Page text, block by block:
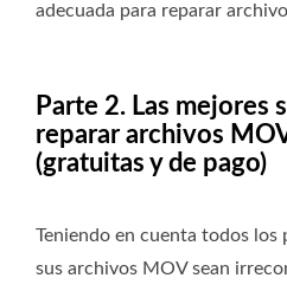
adecuada para reparar
Parte 2. Las mejores
reparar archivos
(gratuitas y de pago)
Teniendo en cuenta todos los
sus archivos MOV sean